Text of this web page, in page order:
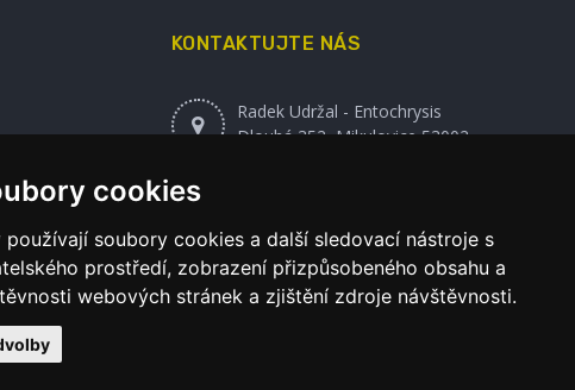
cookies
soubory cookies a další sledovací nástroje s
prostředí, zobrazení přizpůsobeného obsahu a
webových stránek a zjištění zdroje návštěvnosti.
KONTAKTUJTE NÁS
Radek Udržal - Entochrysis
Dlouhá 352, Mikulovice 53002
radekudrzal@seznam.cz